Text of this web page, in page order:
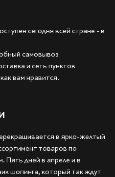
сегодня всей стране - в
самовывоз
и сеть пунктов
вам нравится.
в ярко-желтый
товаров по
Пять дней в апреле и в
шопинга, который так ждут